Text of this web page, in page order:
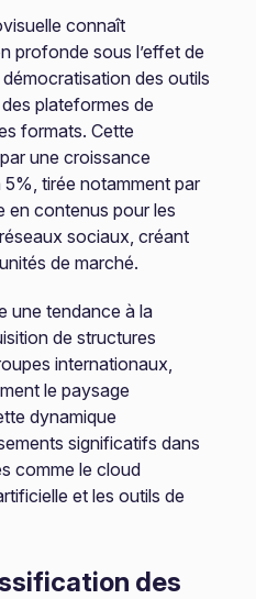
connaît
profonde sous l’effet de
des outils
plateformes de
formats. Cette
une croissance
tirée notamment par
en contenus pour les
sociaux, créant
de marché.
une tendance à la
de structures
internationaux,
le paysage
dynamique
significatifs dans
comme le cloud
et les outils de
des